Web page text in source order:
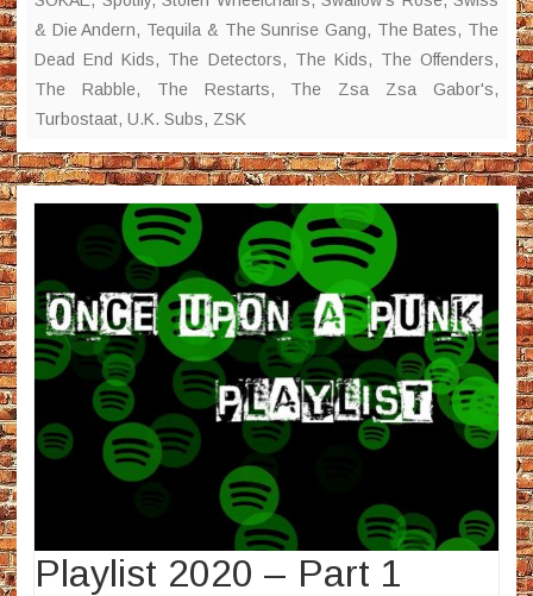
& Die Andern, Tequila & The Sunrise Gang, The Bates, The
Dead End Kids, The Detectors, The Kids, The Offenders,
The Rabble, The Restarts, The Zsa Zsa Gabor's,
Turbostaat, U.K. Subs, ZSK
Playlist 2020 – Part 1